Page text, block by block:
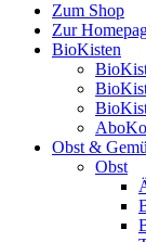
Zum Shop
Zur
BioKisten
Obst &
Obst